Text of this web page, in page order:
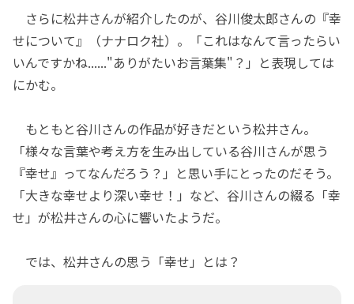
さらに松井さんが紹介したのが、谷川俊太郎さんの『幸
せについて』（ナナロク社）。「これはなんて言ったらい
いんですかね......"ありがたいお言葉集"？」と表現しては
にかむ。
もともと谷川さんの作品が好きだという松井さん。
「様々な言葉や考え方を生み出している谷川さんが思う
『幸せ』ってなんだろう？」と思い手にとったのだそう。
「大きな幸せより深い幸せ！」など、谷川さんの綴る「幸
せ」が松井さんの心に響いたようだ。
では、松井さんの思う「幸せ」とは？